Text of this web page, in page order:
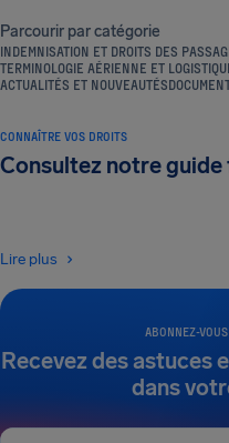
Parcourir par catégorie
INDEMNISATION ET DROITS DES
TERMINOLOGIE AÉRIENNE ET
ACTUALITÉS ET NOUVEAUTÉS
ABONNEZ-
Recevez des astuces
dans
CONNAÎTRE VOS DROITS
Consultez notre guide
Lire plus